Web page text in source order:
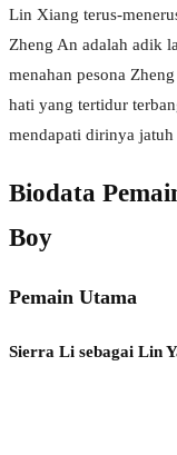
Lin Xiang terus-
Zheng An adalah adik
menahan pesona
hati yang tertidur
mendapati dirinya jatuh
Biodata
Boy
Pemain Utama
Sierra Li sebagai Lin